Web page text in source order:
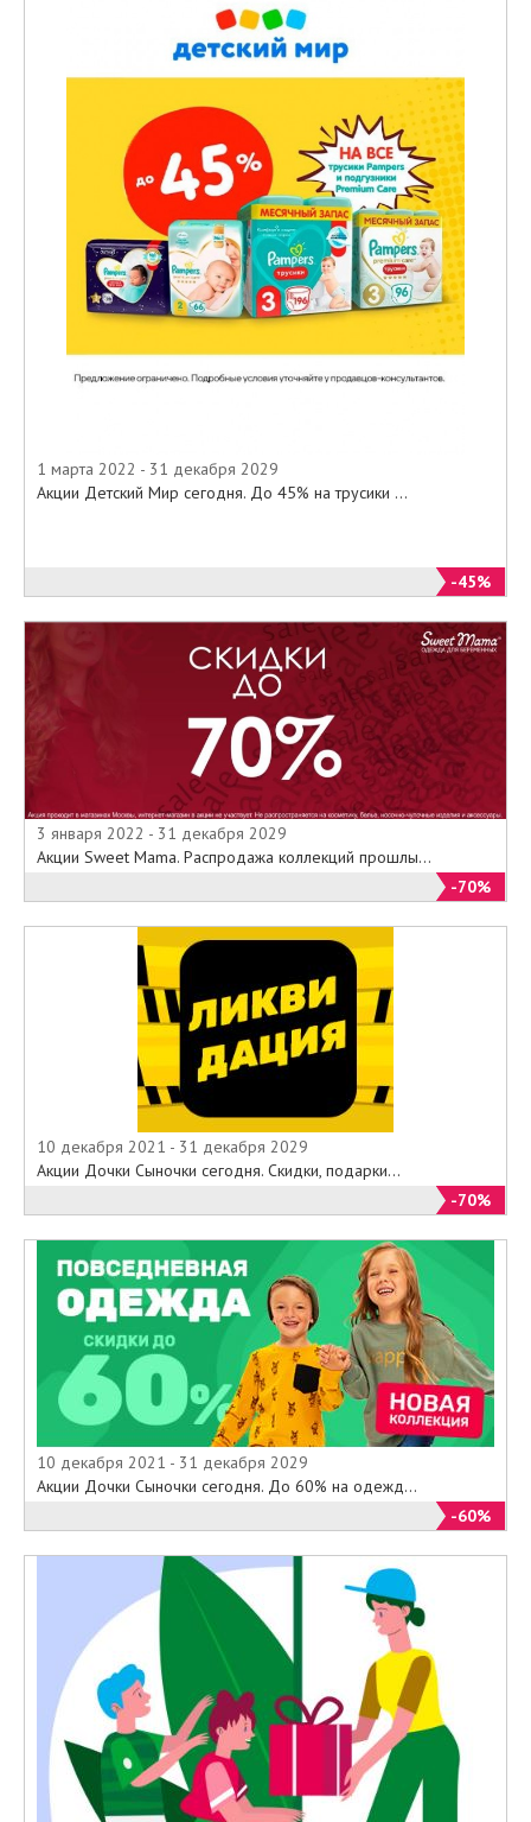
1 марта 2022 - 31 декабря 2029
Акции Детский Мир сегодня. До 45% на трусики ...
-45%
3 января 2022 - 31 декабря 2029
Акции Sweet Mama. Распродажа коллекций прошлы...
-70%
10 декабря 2021 - 31 декабря 2029
Акции Дочки Сыночки сегодня. Скидки, подарки...
-70%
10 декабря 2021 - 31 декабря 2029
Акции Дочки Сыночки сегодня. До 60% на одежд...
-60%